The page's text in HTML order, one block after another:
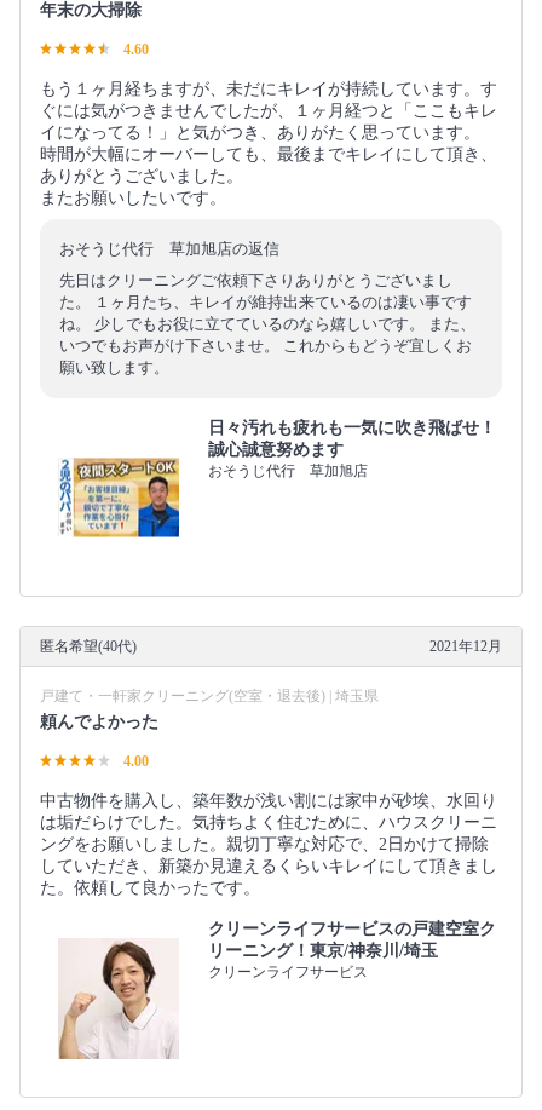
年末の大掃除
4.60
もう１ヶ月経ちますが、未だにキレイが持続しています。す
ぐには気がつきませんでしたが、１ヶ月経つと「ここもキレ
イになってる！」と気がつき、ありがたく思っています。
時間が大幅にオーバーしても、最後までキレイにして頂き、
ありがとうございました。
またお願いしたいです。
おそうじ代行 草加旭店の返信
先日はクリーニングご依頼下さりありがとうございまし
た。 １ヶ月たち、キレイが維持出来ているのは凄い事です
ね。 少しでもお役に立てているのなら嬉しいです。 また、
いつでもお声がけ下さいませ。 これからもどうぞ宜しくお
願い致します。
日々汚れも疲れも一気に吹き飛ばせ！
誠心誠意努めます
おそうじ代行 草加旭店
匿名希望(40代) 2021年12月
戸建て・一軒家クリーニング(空室・退去後) | 埼玉県
頼んでよかった
4.00
中古物件を購入し、築年数が浅い割には家中が砂埃、水回り
は垢だらけでした。気持ちよく住むために、ハウスクリーニ
ングをお願いしました。親切丁寧な対応で、2日かけて掃除
していただき、新築か見違えるくらいキレイにして頂きまし
た。依頼して良かったです。
クリーンライフサービスの戸建空室ク
リーニング！東京/神奈川/埼玉
クリーンライフサービス